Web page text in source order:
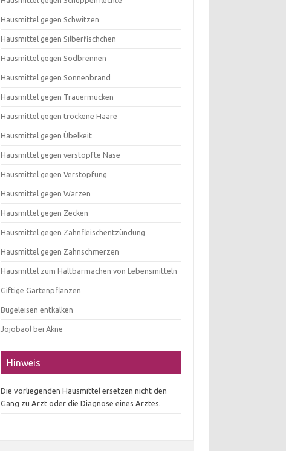
Hausmittel gegen Schwitzen
Hausmittel gegen Silberfischchen
Hausmittel gegen Sodbrennen
Hausmittel gegen Sonnenbrand
Hausmittel gegen Trauermücken
Hausmittel gegen trockene Haare
Hausmittel gegen Übelkeit
Hausmittel gegen verstopfte Nase
Hausmittel gegen Verstopfung
Hausmittel gegen Warzen
Hausmittel gegen Zecken
Hausmittel gegen Zahnfleischentzündung
Hausmittel gegen Zahnschmerzen
Hausmittel zum Haltbarmachen von Lebensmitteln
Giftige Gartenpflanzen
Bügeleisen entkalken
Jojobaöl bei Akne
Hinweis
Die vorliegenden Hausmittel ersetzen nicht den
Gang zu Arzt oder die Diagnose eines Arztes.